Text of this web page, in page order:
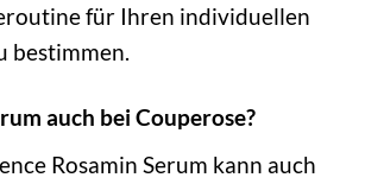
für Ihren individuellen
bestimmen.
auch bei Couperose?
Rosamin Serum kann auch